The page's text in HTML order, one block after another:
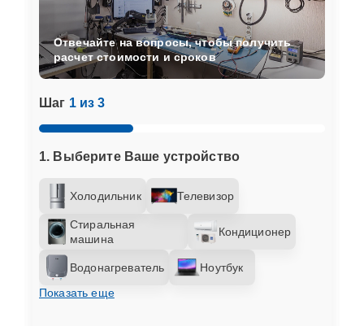
Шаг 1 из 3
1. Выберите Ваше устройство
Холодильник Телевизор
Стиральная
машина
Кондиционер
Водонагреватель
Ноутбук
Показать еще
Отвечайте на вопросы, чтобы получить
расчет стоимости и сроков